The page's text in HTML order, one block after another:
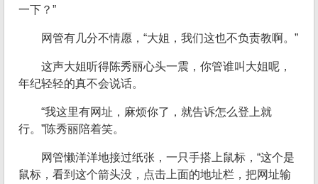
一下？”
网管有几分不情愿，“大姐，我们这也不负责教啊。”
这声大姐听得陈秀丽心头一震，你管谁叫大姐呢，
年纪轻轻的真不会说话。
“我这里有网址，麻烦你了，就告诉怎么登上就
行。”陈秀丽陪着笑。
网管懒洋洋地接过纸张，一只手搭上鼠标，“这个是
鼠标，看到这个箭头没，点击上面的地址栏，把网址输